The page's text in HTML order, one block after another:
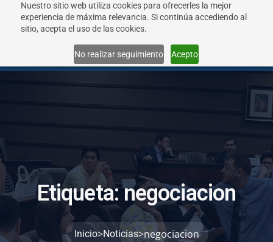
Nuestro sitio web utiliza cookies para ofrecerles la mejor
experiencia de máxima relevancia. Si continúa accediendo al
sitio, acepta el uso de las cookies.
No realizar seguimiento Acepto
Etiqueta:negociacion
Inicio>Noticias>negociacion